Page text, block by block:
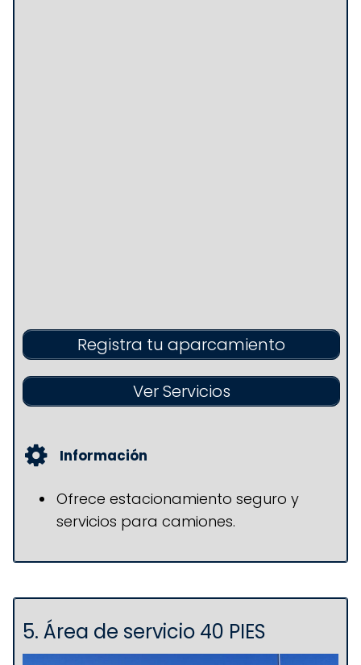
Registra tu aparcamiento
Ver Servicios
Información
Ofrece estacionamiento seguro y
servicios para camiones.
5. Área de servicio 40 PIES